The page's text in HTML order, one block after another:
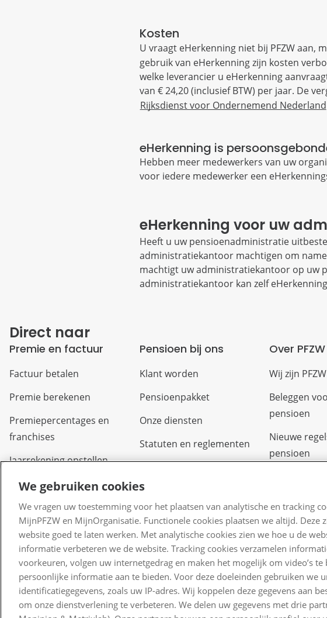
Kosten
U vraagt eHerkenning niet bij PFZW aan,
gebruik van eHerkenning zijn kosten
welke leverancier u eHerkenning
van € 24,20 (inclusief BTW) per jaar. De
Rijksdienst voor Ondernemend Nederland
eHerkenning is
Hebben meer medewerkers van uw
voor iedere medewerker een
eHerkenning voor uw
Heeft u uw pensioenadministratie
administratiekantoor machtigen om
machtigt uw administratiekantoor op uw
administratiekantoor kan zelf
Direct naar
Premie en factuur
Factuur betalen
Premie berekenen
Premiepercentages en
franchises
Jaarrekening opstellen
Pensioen bij ons
Klant worden
Pensioenpakket
Onze diensten
Statuten en reglementen
Over PFZW
Wij zijn PFZW
Beleggen
pensioen
Nieuwe
pensioen
Nieuws
Voor de pers
PFZW
Werken bij
Responsible
We gebruiken cookies
We vragen uw toestemming voor het plaatsen van analytische en tracking
MijnPFZW en MijnOrganisatie. Functionele cookies plaatsen we altijd. Deze
website goed te laten werken. Met analytische cookies zien we hoe u de
informatie verbeteren we de website. Tracking cookies verzamelen
voorkeuren, volgen uw internetgedrag en maken het mogelijk om video’s te
persoonlijke informatie aan te bieden. Voor deze doeleinden gebruiken we
identificatiegegevens, zoals uw IP-adres. Wij koppelen deze gegevens aan
om onze dienstverlening te verbeteren. We delen uw gegevens met drie